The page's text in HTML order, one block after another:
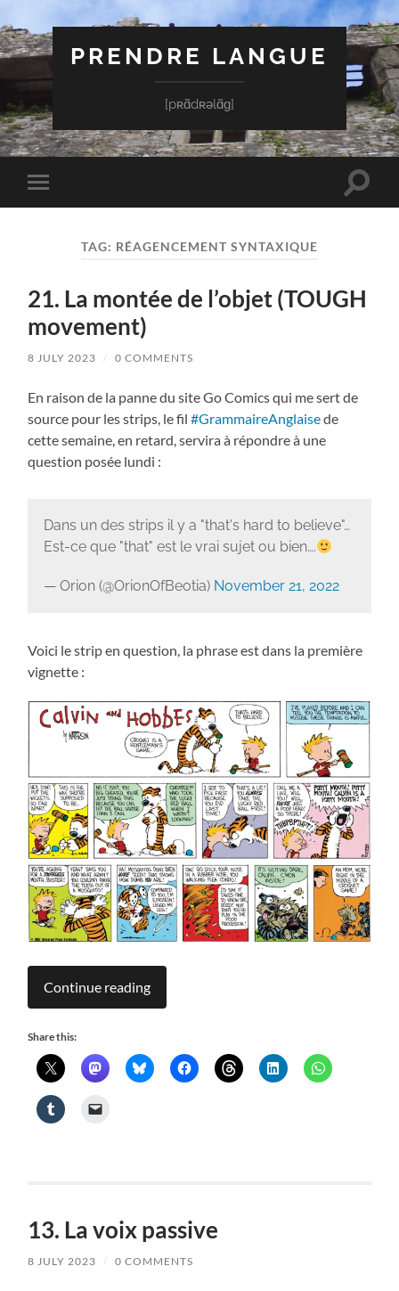
PRENDRE LANGUE
[pʀɑ̃dʀəlɑ̃ɡ]
Toggle
mobile
Toggle
TAG: RÉAGENCEMENT SYNTAXIQUE
21. La montée de l’objet (TOUGH
movement)
8 JULY 2023 / 0 COMMENTS
En raison de la panne du site Go Comics qui me sert de
source pour les strips, le fil#GrammaireAnglaisede
cette semaine, en retard, servira à répondre à une
question posée lundi :
Dans un des strips il y a "that's hard to believe"…
Est-ce que "that" est le vrai sujet ou bien….
— Orion (@OrionOfBeotia) November 21, 2022
Voici le strip en question, la phrase est dans la première
vignette :
Continue reading
Share this:
13. La voix passive
8 JULY 2023 / 0 COMMENTS